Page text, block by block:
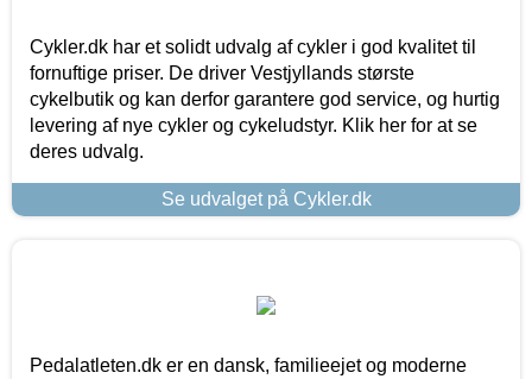
Cykler.dk har et solidt udvalg af cykler i god kvalitet til
fornuftige priser. De driver Vestjyllands største
cykelbutik og kan derfor garantere god service, og hurtig
levering af nye cykler og cykeludstyr. Klik her for at se
deres udvalg.
Se udvalget på Cykler.dk
Pedalatleten.dk er en dansk, familieejet og moderne